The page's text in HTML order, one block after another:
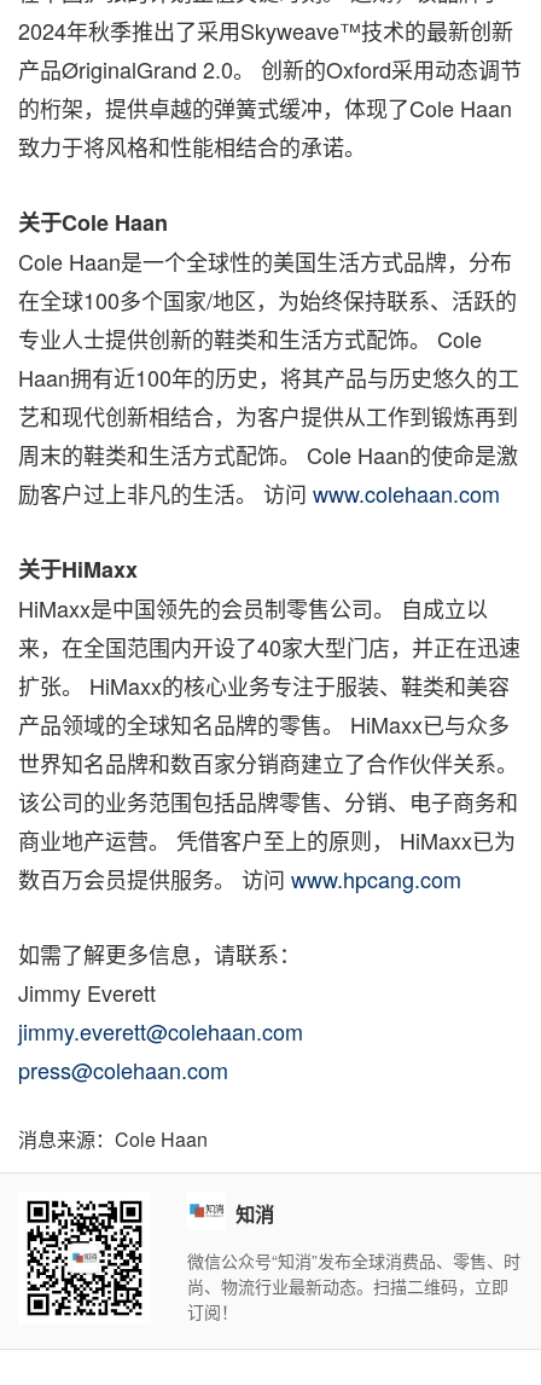
2024年秋季推出了采用Skyweave™技术的最新创新
产品ØriginalGrand 2.0。 创新的Oxford采用动态调节
的桁架，提供卓越的弹簧式缓冲，体现了Cole Haan
致力于将风格和性能相结合的承诺。
关于Cole Haan
Cole Haan是一个全球性的美国生活方式品牌，分布
在全球100多个国家/地区，为始终保持联系、活跃的
专业人士提供创新的鞋类和生活方式配饰。 Cole
Haan拥有近100年的历史，将其产品与历史悠久的工
艺和现代创新相结合，为客户提供从工作到锻炼再到
周末的鞋类和生活方式配饰。 Cole Haan的使命是激
励客户过上非凡的生活。 访问 www.colehaan.com
关于HiMaxx
HiMaxx是中国领先的会员制零售公司。 自成立以
来，在全国范围内开设了40家大型门店，并正在迅速
扩张。 HiMaxx的核心业务专注于服装、鞋类和美容
产品领域的全球知名品牌的零售。 HiMaxx已与众多
世界知名品牌和数百家分销商建立了合作伙伴关系。
该公司的业务范围包括品牌零售、分销、电子商务和
商业地产运营。 凭借客户至上的原则， HiMaxx已为
数百万会员提供服务。 访问 www.hpcang.com
如需了解更多信息，请联系：
Jimmy Everett
jimmy.everett@colehaan.com
press@colehaan.com
消息来源：Cole Haan
知消
微信公众号“知消”发布全球消费品、零售、时
尚、物流行业最新动态。扫描二维码，立即
订阅！